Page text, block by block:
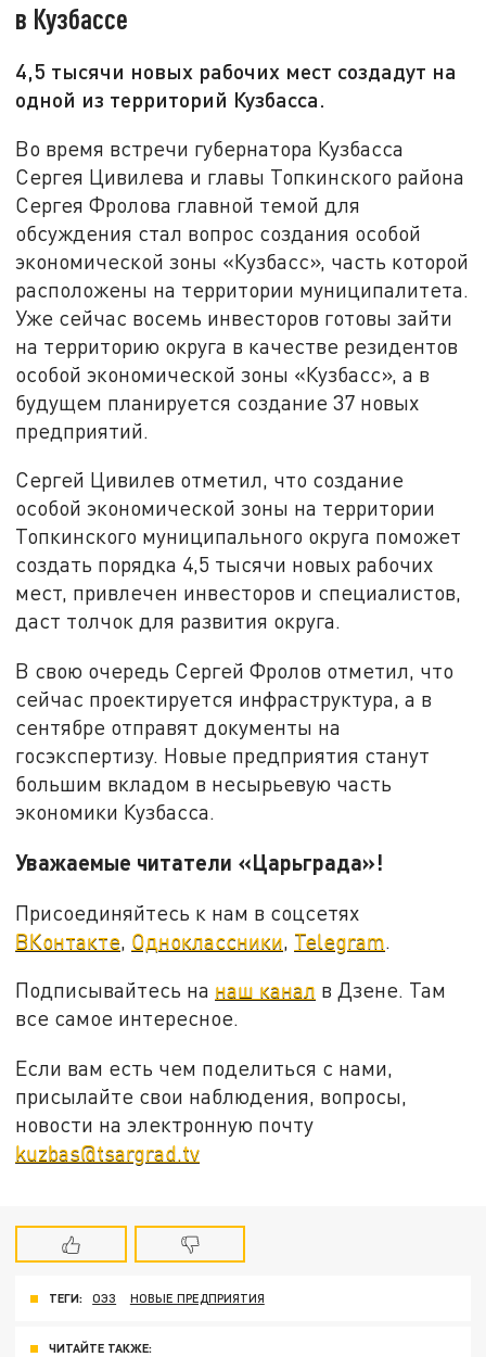
в Кузбассе
4,5 тысячи новых рабочих мест создадут на
одной из территорий Кузбасса.
Во время встречи губернатора Кузбасса
Сергея Цивилева и главы Топкинского района
Сергея Фролова главной темой для
обсуждения стал вопрос создания особой
экономической зоны «Кузбасс», часть которой
расположены на территории муниципалитета.
Уже сейчас восемь инвесторов готовы зайти
на территорию округа в качестве резидентов
особой экономической зоны «Кузбасс», а в
будущем планируется создание 37 новых
предприятий.
Сергей Цивилев отметил, что создание
особой экономической зоны на территории
Топкинского муниципального округа поможет
создать порядка 4,5 тысячи новых рабочих
мест, привлечен инвесторов и специалистов,
даст толчок для развития округа.
В свою очередь Сергей Фролов отметил, что
сейчас проектируется инфраструктура, а в
сентябре отправят документы на
госэкспертизу. Новые предприятия станут
большим вкладом в несырьевую часть
экономики Кузбасса.
Уважаемые читатели «Царьграда»!
Присоединяйтесь к нам в соцсетях
ВКонтакте Одноклассники Telegram
Подписывайтесь на наш канал в Дзене. Там
все самое интересное.
Если вам есть чем поделиться с нами,
присылайте свои наблюдения, вопросы,
новости на электронную почту
kuzbas@tsargrad.tv
ТЕГИ: ОЭЗ НОВЫЕ ПРЕДПРИЯТИЯ
ЧИТАЙТЕ ТАКЖЕ: